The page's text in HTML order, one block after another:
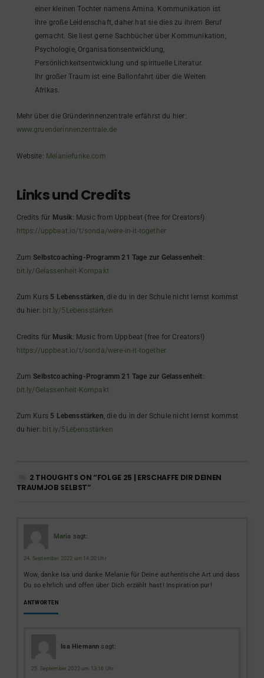
einer kleinen Tochter namens Amina. Kommunikation ist
ihre große Leidenschaft, daher hat sie dies zu ihrem Beruf
gemacht. Sie liest gerne Sachbücher über Kommunikation,
Psychologie, Organisationsentwicklung,
Persönlichkeitsentwicklung und spirituelle Literatur.
Ihr großer Traum ist eine Ballonfahrt über die Weiten
Afrikas.
Mehr über die Gründerinnenzentrale erfährst du hier:
www.gruenderinnenzentrale.de
Website: Melaniefunke.com
Links und Credits
Credits für Musik: Music from Uppbeat (free for Creators!)
https://uppbeat.io/t/sonda/were-in-it-together
ZumSelbstcoaching-Programm 21 Tage zur Gelassenheit:
bit.ly/Gelassenheit-Kompakt
Zum Kurs 5 Lebensstärken, die du in der Schule nicht lernst kommst
du hier: bit.ly/5Lebensstärken
Credits für Musik: Music from Uppbeat (free for Creators!)
https://uppbeat.io/t/sonda/were-in-it-together
ZumSelbstcoaching-Programm 21 Tage zur Gelassenheit:
bit.ly/Gelassenheit-Kompakt
Zum Kurs 5 Lebensstärken, die du in der Schule nicht lernst kommst
du hier: bit.ly/5Lebensstärken
2 THOUGHTS ON “FOLGE 25 | ERSCHAFFE DIR DEINEN
TRAUMJOB SELBST”
Maria sagt:
24. September 2022 um 14:20 Uhr
Wow, danke Isa und danke Melanie für Deine authentische Art und dass
Du so ehrlich und offen über Dich erzählt hast! Inspiration pur!
ANTWORTEN
Isa Hiemann sagt:
25. September 2022 um 13:16 Uhr